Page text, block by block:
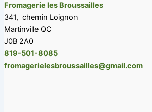
Fromagerie les Broussailles
341, chemin Loignon
Martinville QC
J0B 2A0
819-501-8085
fromagerielesbroussailles@gmail.com